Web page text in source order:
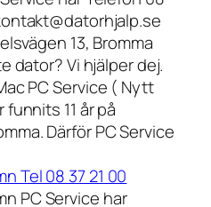
13, Bromma
dator? Vi hjälper dej.
PC Service ( Nytt
11 år på
Därför PC Service
Tel 08 37 21 00
PC Service har